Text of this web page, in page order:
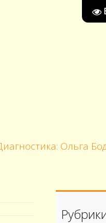
Ольга Бодрова /